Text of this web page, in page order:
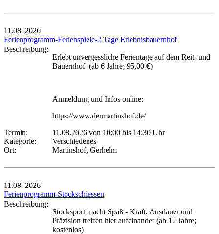
11.08. 2026
Ferienprogramm-Ferienspiele-2 Tage Erlebnisbauernhof
Beschreibung:
Erlebt unvergessliche Ferientage auf dem Reit- und
Bauernhof (ab 6 Jahre; 95,00 €)
Anmeldung und Infos online:
https://www.dermartinshof.de/
Termin:
11.08.2026 von 10:00 bis 14:30 Uhr
Kategorie:
Verschiedenes
Ort:
Martinshof, Gerhelm
11.08. 2026
Ferienprogramm-Stockschiessen
Beschreibung:
Stocksport macht Spaß - Kraft, Ausdauer und
Präzision treffen hier aufeinander (ab 12 Jahre;
kostenlos)